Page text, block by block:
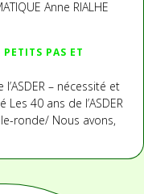
Anne RIALHE
PAS ET
– nécessité et
40 ans de l’ASDER
ronde/ Nous avons,